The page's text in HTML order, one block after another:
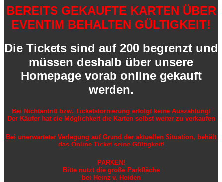
BEREITS GEKAUFTE KARTEN ÜBER
EVENTIM BEHALTEN GÜLTIGKEIT!
Die Tickets sind auf 200 begrenzt und
müssen deshalb über unsere
Homepage vorab online gekauft
werden.
Bei Nichtantritt bzw. Ticketstornierung erfolgt keine Auszahlung!
Der Käufer hat die Möglichkeit die Karten selbst weiter zu verkaufen
Bei unerwarteter Verlegung auf Grund der aktuellen Situation, behält
das Online Ticket seine Gültigkeit!
PARKEN!
Bitte nutzt die große Parkfläche
bei Heinz v. Heiden